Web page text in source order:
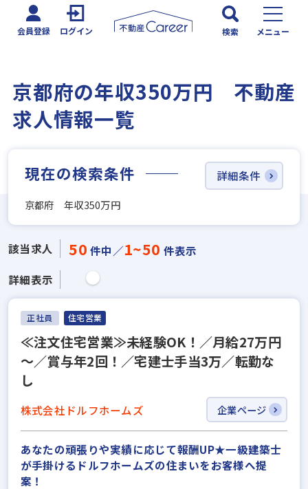
会員登録 ログイン 検索 メニュー
京都府の年収350万円 不動産
求人情報一覧
現在の検索条件
京都府 年収350万円
詳細条件
該当求人 50 件中／1~50 件表示
詳細表示
正社員 住宅営業
≪注文住宅営業≫未経験OK！／月給27万円
～／賞与年2回！／宅建士手当3万／転勤な
し
株式会社ドルフホームズ 企業ページ
あなたの頑張りや実績に応じて報酬UP★一級建築士
が手掛けるドルフホームズの住まいをお客様へ提
案！